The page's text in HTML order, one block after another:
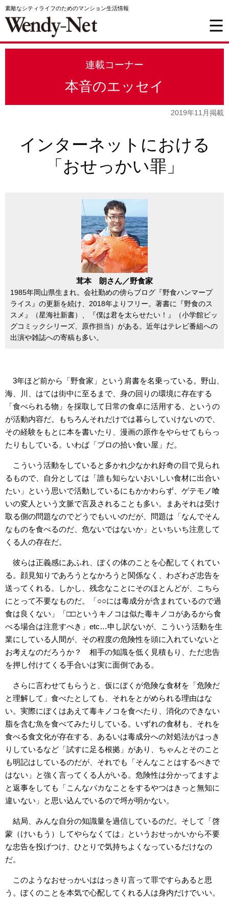
素敵なシティライフのためのマンション生活情報
連載コーナー
本音のエッセイ
2019年11月掲載
インターネットにおける
「おせっかい罪」
茸本 朗さん／野食家
1985年岡山県生まれ。会社勤めの傍らブログ『野食ハンマープ
ライス』の更新を続け、2018年よりフリー。著書に『野食のス
スメ』（星海社新書）、『僕は君を太らせたい！』（小学館ビッ
グコミックシリーズ、原作担当）がある。近年はテレビ番組への
出演や雑誌への寄稿も多い。
3年ほど前から「野食家」という肩書を名乗っている。野山、
海、川、はては街中に至るまで、身の回りの環境に存在する
「食べられる物」を採取して日常の食卓に活用する、というの
が活動内容だ。もちろんそれだけでは暮らしていけないので、
その経験をもとに本を書いたり、漫画の原作をやらせてもらっ
たりもしている。いわば「プロの拾い食い屋」だ。
こういう活動をしていると多かれ少なかれ好奇の目で見られ
るもので、自分としては「誰も知らないおいしい食材に出合い
たい」という思いで活動しているにもかかわらず、ゲテモノ喰
いの変人という文脈で言及されることも多い。まあそれは受け
取る側の問題なのでどうでもいいのだが、問題は「なんでそん
なものを食べるのだ、危ないではないか」といちいち注意して
くる人の存在だ。
彼らは正義感にあふれ、ぼくの体のことを心配してくれてい
る。顔見知りであろうとなかろうと関係なく、わざわざ忠告を
送ってくれる。しかし、残念なことにそのほとんどが、こちら
にとって不要なものだ。「○○には毒成分が含まれているので過
食は良くない」「□□というキノコは似た毒キノコがあるから食
べる場合は注意すべき」etc…申し訳ないが、こういう活動を生
業にしている人間が、その程度の危険性を頭に入れていないと
お考えなのだろうか？ 相手の知識を低く見積もり、ただ忠告
を押し付けてくる手合いは実に面倒である。
さらに言わせてもらうと、仮にぼくが危険な食材を「危険だ
と理解して」食べたとしても、それをとがめられる理由はな
い。実際にぼくはあえて毒キノコを食べたり、消化のできない
脂を含む魚を食べてみたりしている。いずれの食材も、それを
食べる食文化が存在する、あるいは毒成分への対処法がはっき
りしているなど「試すに足る根拠」があり、ちゃんとそのこと
も明記はしているのだが、それでも「そんなことはするべきで
はない」と強く言ってくる人がいる。危険性は分かってますよ
と返事をしても「こんなバカなことをするやつはきっと無知に
違いない」と思い込んでいるので埒が明かない。
結局、みんな自分の知識量を過信しているのだ。そして「啓
蒙（けいもう）してやらなくては」というおせっかいから不要
な忠告を投げつけ、ひとりで気持ちよくなっているだけなの
だ。
このようなおせっかいははっきり言って罪ですらあると思
う。ぼくのことを本気で心配してくれる人は身内だけでいい。